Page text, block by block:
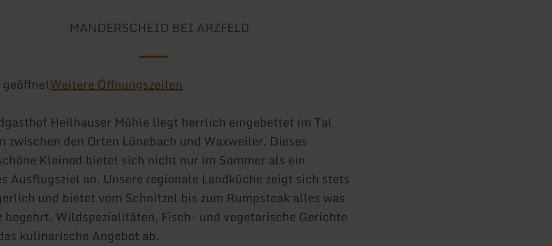
MANDERSCHEID BEI ARZFELD
Weitere Öffnungszeiten
Heilhauser Mühle liegt herrlich eingebettet im Tal
zwischen den Orten Lünebach und Waxweiler. Dieses
Kleinod bietet sich nicht nur im Sommer als ein
Ausflugsziel an. Unsere regionale Landküche zeigt sich stets
und bietet vom Schnitzel bis zum Rumpsteak alles was
begehrt. Wildspezialitäten, Fisch- und vegetarische Gerichte
kulinarische Angebot ab.